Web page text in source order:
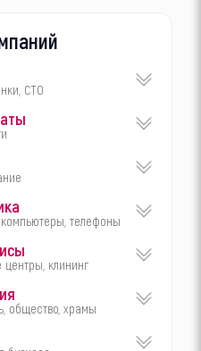
СТО
телефоны
центры, клининг
общество, храмы